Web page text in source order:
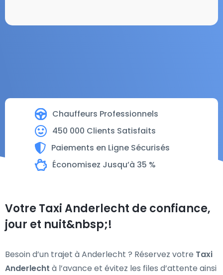
Chauffeurs Professionnels
450 000 Clients Satisfaits
Paiements en Ligne Sécurisés
Économisez Jusqu’à 35 %
Votre Taxi Anderlecht de confiance,
jour et nuit&nbsp;!
Besoin d’un trajet à Anderlecht ? Réservez votre Taxi
Anderlecht à l’avance et évitez les files d’attente ainsi